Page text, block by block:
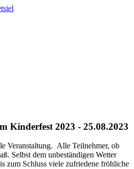
Kinderfest 2023 - 25.08.2023
Veranstaltung. Alle Teilnehmer, ob
Selbst dem unbeständigen Wetter
zum Schluss viele zufriedene fröhliche